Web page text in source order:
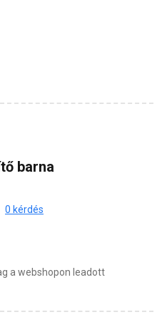
barna
0 kérdés
a webshopon leadott